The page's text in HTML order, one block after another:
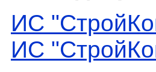
ИС
ИС